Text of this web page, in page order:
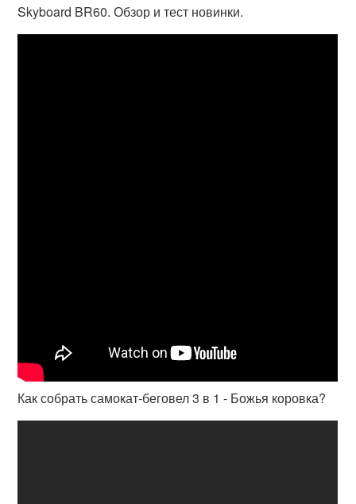
Skyboard BR60. Обзор и тест новинки.
Как собрать самокат-беговел 3 в 1 - Божья коровка?